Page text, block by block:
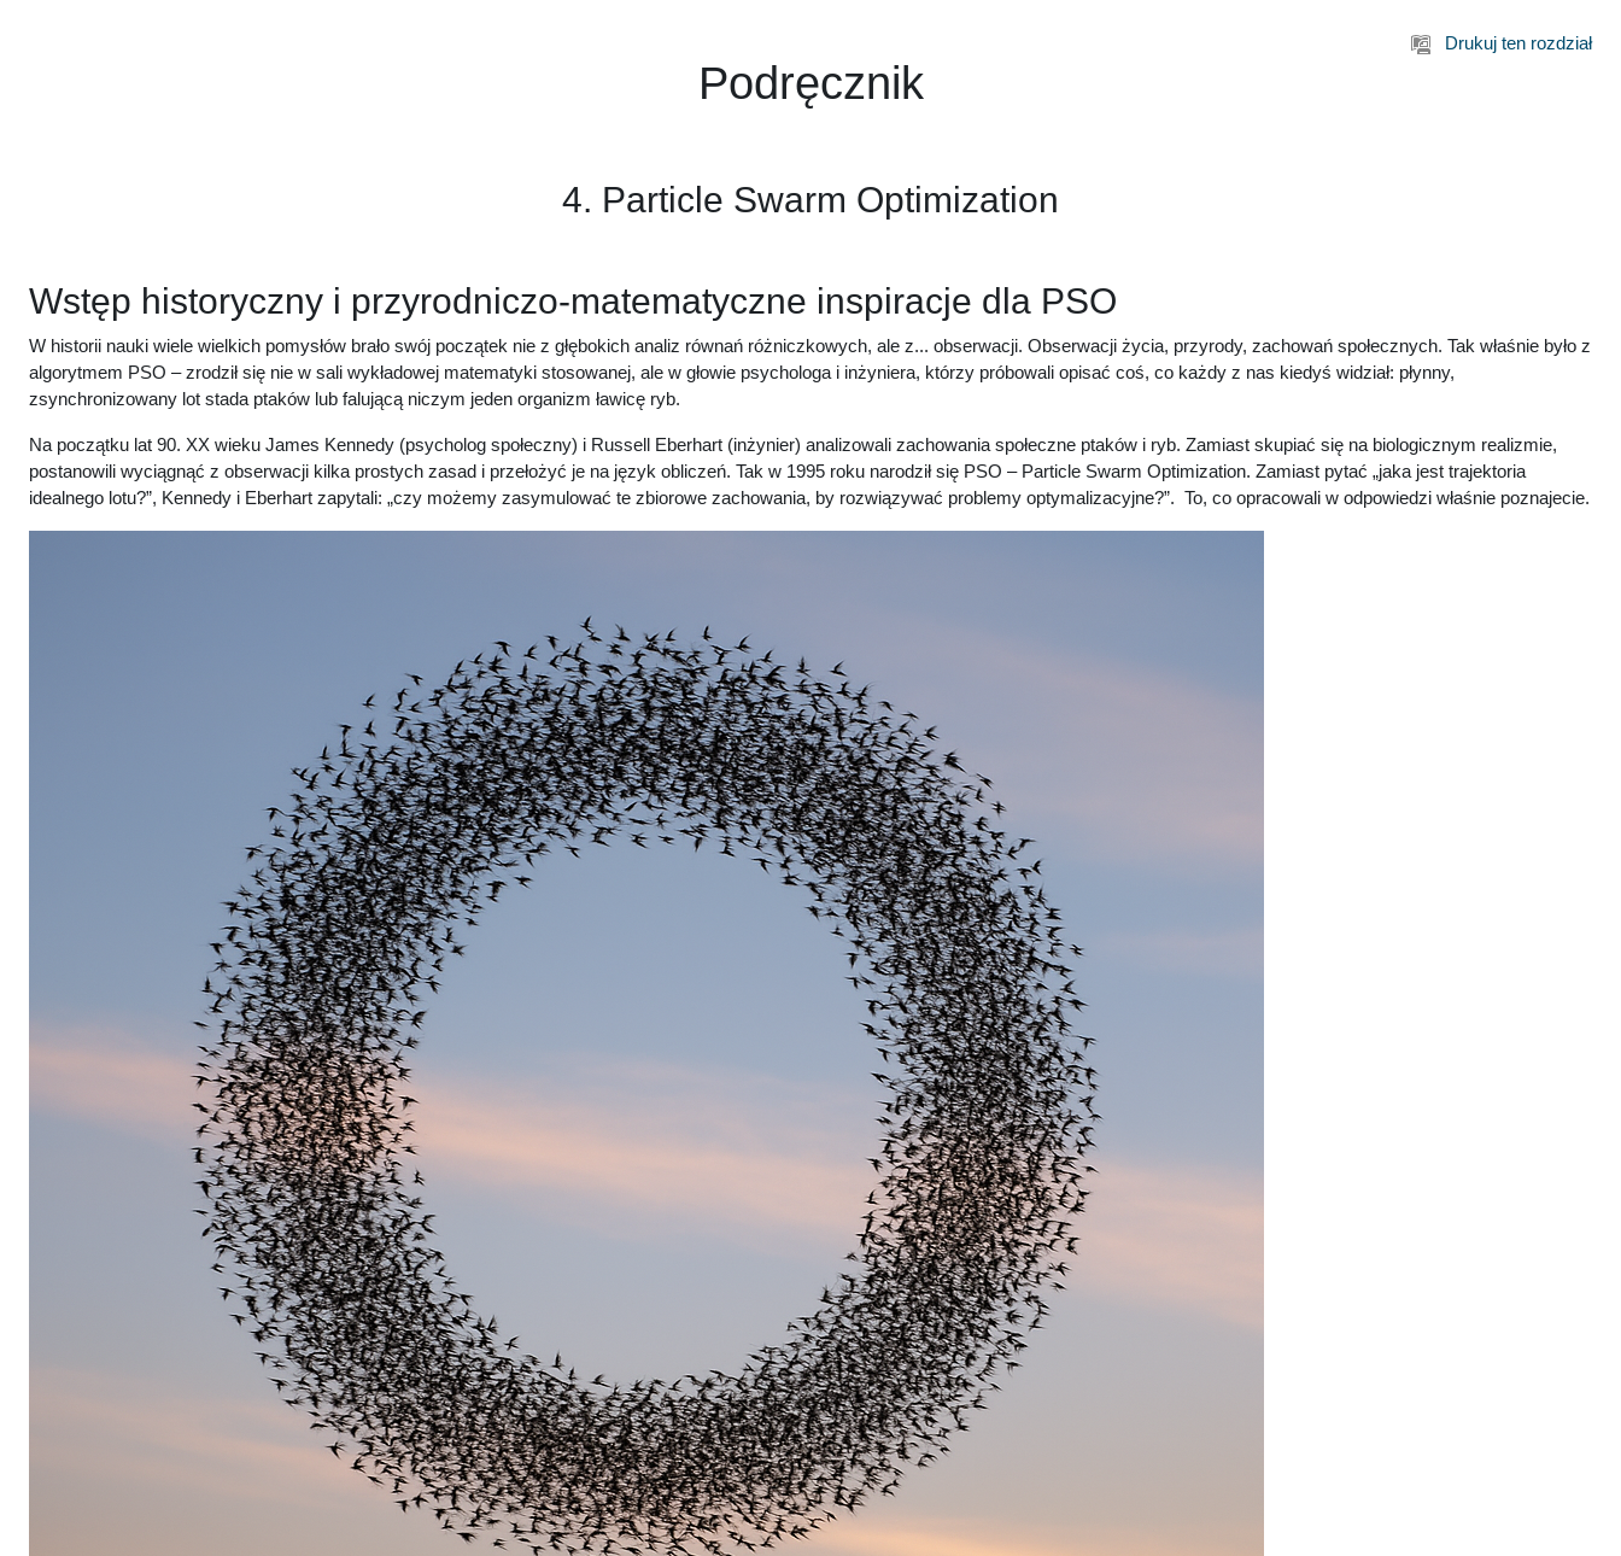
Drukuj ten rozdział
Podręcznik
4. Particle Swarm Optimization
Wstęp historyczny i przyrodniczo-matematyczne inspiracje dla PSO
W historii nauki wiele wielkich pomysłów brało swój początek nie z głębokich analiz równań różniczkowych, ale z... obserwacji. Obserwacji życia, przyrody, zachowań społecznych. Tak właśnie było z
algorytmem PSO – zrodził się nie w sali wykładowej matematyki stosowanej, ale w głowie psychologa i inżyniera, którzy próbowali opisać coś, co każdy z nas kiedyś widział: płynny,
zsynchronizowany lot stada ptaków lub falującą niczym jeden organizm ławicę ryb.
Na początku lat 90. XX wieku James Kennedy (psycholog społeczny) i Russell Eberhart (inżynier) analizowali zachowania społeczne ptaków i ryb. Zamiast skupiać się na biologicznym realizmie,
postanowili wyciągnąć z obserwacji kilka prostych zasad i przełożyć je na język obliczeń. Tak w 1995 roku narodził się PSO – Particle Swarm Optimization. Zamiast pytać „jaka jest trajektoria
idealnego lotu?”, Kennedy i Eberhart zapytali: „czy możemy zasymulować te zbiorowe zachowania, by rozwiązywać problemy optymalizacyjne?”. To, co opracowali w odpowiedzi właśnie poznajecie.